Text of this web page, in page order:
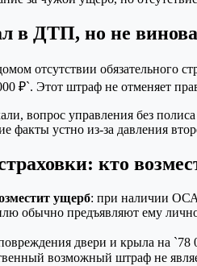
ДТП, но не
отсутствии обязательного
₽`. Этот штраф не отменяет
вопрос управления без
устно из-за давления
кто
ущерб: при наличии
обычно предъявляют ему лично,
двери и крыла на
возможный штраф не